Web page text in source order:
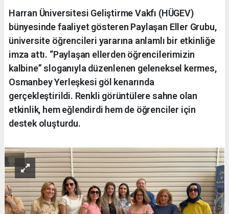
Harran Üniversitesi Geliştirme Vakfı (HÜGEV)
bünyesinde faaliyet gösteren Paylaşan Eller Grubu,
üniversite öğrencileri yararına anlamlı bir etkinliğe
imza attı. “Paylaşan ellerden öğrencilerimizin
kalbine” sloganıyla düzenlenen geleneksel kermes,
Osmanbey Yerleşkesi göl kenarında
gerçekleştirildi. Renkli görüntülere sahne olan
etkinlik, hem eğlendirdi hem de öğrenciler için
destek oluşturdu.